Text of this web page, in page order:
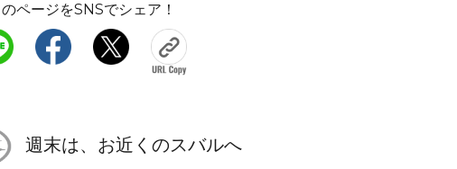
のページをSNSでシェア！
週末は、お近くのスバルへ